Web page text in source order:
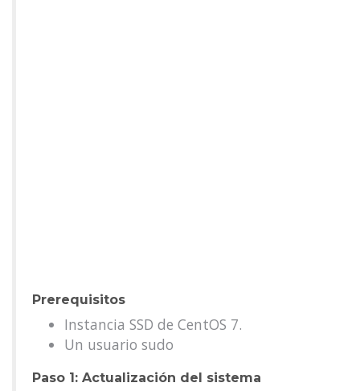
Prerequisitos
Instancia SSD de CentOS 7.
Un usuario sudo
Paso 1: Actualización del sistema